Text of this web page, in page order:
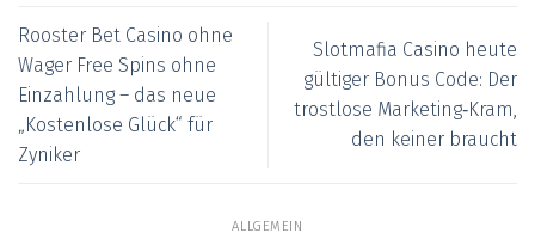
Rooster Bet Casino ohne
Wager Free Spins ohne
Einzahlung – das neue
„Kostenlose Glück“ für
Zyniker
Slotmafia Casino heute
gültiger Bonus Code: Der
trostlose Marketing‑Kram,
den keiner braucht
ALLGEMEIN